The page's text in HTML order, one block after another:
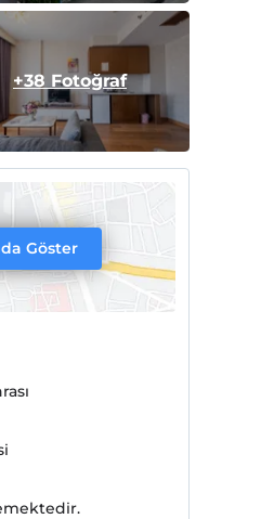
+38 Fotoğraf
Göster